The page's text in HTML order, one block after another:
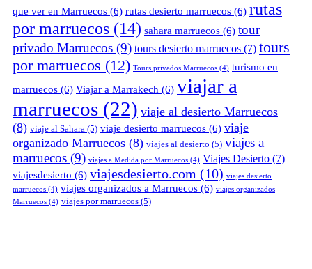
que ver en Marruecos (6) rutas desierto marruecos (6) rutas
por marruecos (14) sahara marruecos (6) tour
privado Marruecos (9) tours desierto marruecos (7) tours
por marruecos (12) Tours privados Marruecos (4) turismo en
marruecos (6) Viajar a Marrakech (6) viajar a
marruecos (22) viaje al desierto Marruecos
(8) viaje al Sahara (5) viaje desierto marruecos (6) viaje
organizado Marruecos (8) viajes al desierto (5) viajes a
marruecos (9) viajes a Medida por Marruecos (4) Viajes Desierto (7)
viajesdesierto (6) viajesdesierto.com (10) viajes desierto
marruecos (4) viajes organizados a Marruecos (6) viajes organizados
Marruecos (4) viajes por marruecos (5)